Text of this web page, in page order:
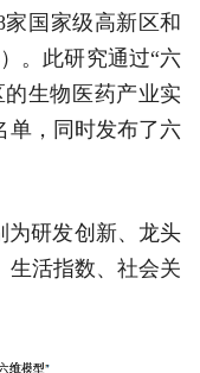
国家级高新区和
。此研究通过“六
生物医药产业实
单，同时发布了六
为研发创新、龙头
生活指数、社会关